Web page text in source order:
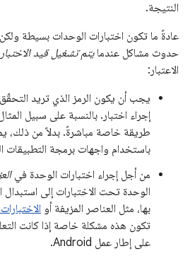
النتيجة.
عادةً ما تكون اختبارات الوحدات بسيطة
حدوث مشاكل عندمايتم تشغيل قيد الاختبار
الاعتبار:
يجب أن يكون الرمز الذي تريد
إجراء اختبار. بالنسبة على سبيل
طريقة خاصة مباشرةً. بدلاً من ذلك،
باستخدام واجهات برمجة التطبيقات
من أجل إجراء اختبارات الوحدة في
الوحدة تحت الاختبارات إلى استبدال
بها، مثل العناصر المزيفة أو
تكون هذه مشكلة خاصة إذا كانت
على إطار عمل Android.